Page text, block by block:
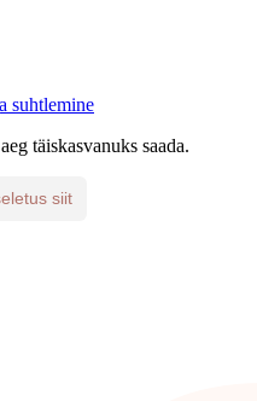
suhtlemine
täiskasvanuks saada.
siit